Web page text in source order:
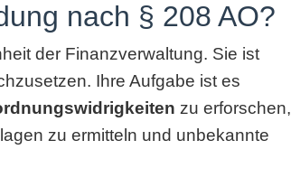
nach § 208 AO?
der Finanzverwaltung. Sie ist
Ihre Aufgabe ist es
zu erforschen,
zu ermitteln und unbekannte